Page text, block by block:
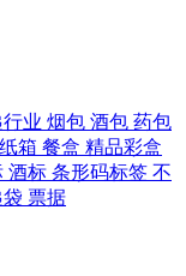
业 烟包 酒包 药包
箱 餐盒 精品彩盒
酒标 条形码标签 不
票据